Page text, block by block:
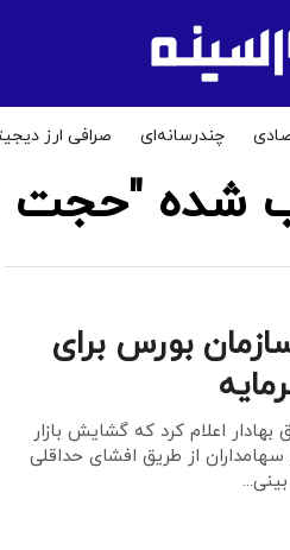
چندرسانه‌ای صرافی ارز
شده "حجت
بورس برای
اعلام کرد که گشایش بازار
از طریق افشای حداقلی